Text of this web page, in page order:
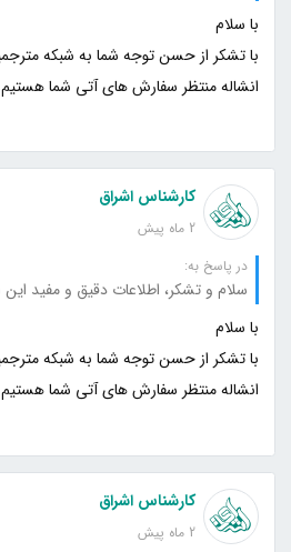
انشاله منتظر سفارش های آتی شما هستیم
کارشناس اشراق
2 ماه پیش
در پاسخ به:
انشاله منتظر سفارش های آتی شما هستیم
کارشناس اشراق
2 ماه پیش